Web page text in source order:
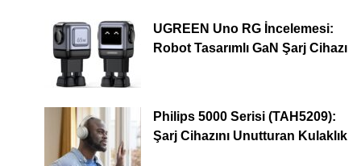
UGREEN Uno RG İncelemesi:
Robot Tasarımlı GaN Şarj Cihazı
Philips 5000 Serisi (TAH5209):
Şarj Cihazını Unutturan Kulaklık